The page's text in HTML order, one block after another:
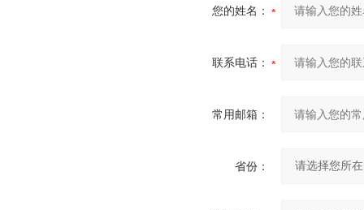
您的姓名：
联系电话：
常用邮箱：
省份：